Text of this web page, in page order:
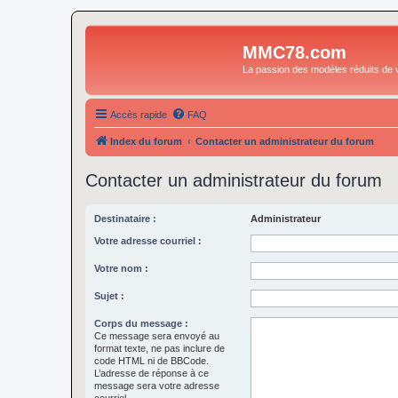
MMC78.com
La passion des modèles réduits de
Accès rapide FAQ
Index du forum Contacter un administrateur du forum
Contacter un administrateur du forum
Destinataire : Administrateur
Votre adresse courriel :
Votre nom :
Sujet :
Corps du message :
Ce message sera envoyé au
format texte, ne pas inclure de
code HTML ni de BBCode.
L’adresse de réponse à ce
message sera votre adresse